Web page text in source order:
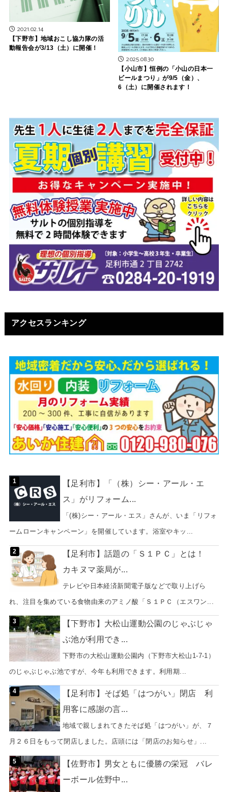
2021.02.14
【下野市】地域おこし協力隊の活
動報告会が3/13（土）に開催！
2025.08.30
【小山市】恒例の「小山の日本一
ビールまつり」が9/5（金）、
6（土）に開催されます！
アクセスランキング
【足利市】「（株）シー・アール・エ
ス」がリフォーム...
「(株)シー・アール・エス」さんが、いま「リフォ
ームローンキャンペーン」を開催しています。浴室やキッ...
【足利市】話題の「Ｓ１ＰＣ」とは！
カキヌマ薬局が...
テレビや日本経済新聞電子版などで取り上げら
れ、注目を集めている食物由来のアミノ酸「Ｓ１ＰＣ（エスワン...
【下野市】大松山運動公園のじゃぶじゃ
ぶ池が利用でき...
下野市の大松山運動公園内（下野市大松山1-7-1）
のじゃぶじゃぶ池ですが、今年も利用できます。利用期...
【足利市】そば処「はつがい」閉店 利
用客に感謝の言...
地域で親しまれてきたそば処「はつがい」が、７
月２６日をもって閉店しました。店頭には「閉店のお知らせ」...
【佐野市】男女ともに優勝の栄冠 バレ
ーボール佐野中...